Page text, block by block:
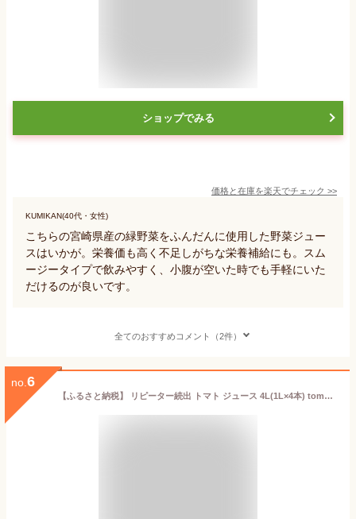
ショップでみる
価格と在庫を楽天でチェック >>
KUMIKAN(40代・女性)
こちらの宮崎県産の緑野菜をふんだんに使用した野菜ジュー
スはいかが。栄養価も高く不足しがちな栄養補給にも。スム
ージータイプで飲みやすく、小腹が空いた時でも手軽にいた
だけるのが良いです。
全てのおすすめコメント（2件）
no. 6
【ふるさと納税】 リピーター続出 トマト ジュース 4L(1L×4本) tomato 完熟 野菜 やさい ドリンク 飲料 飲み物 食塩無添加 無塩 ストレート 100% 高糖度 果汁 人気 おすすめ マルオリ a542